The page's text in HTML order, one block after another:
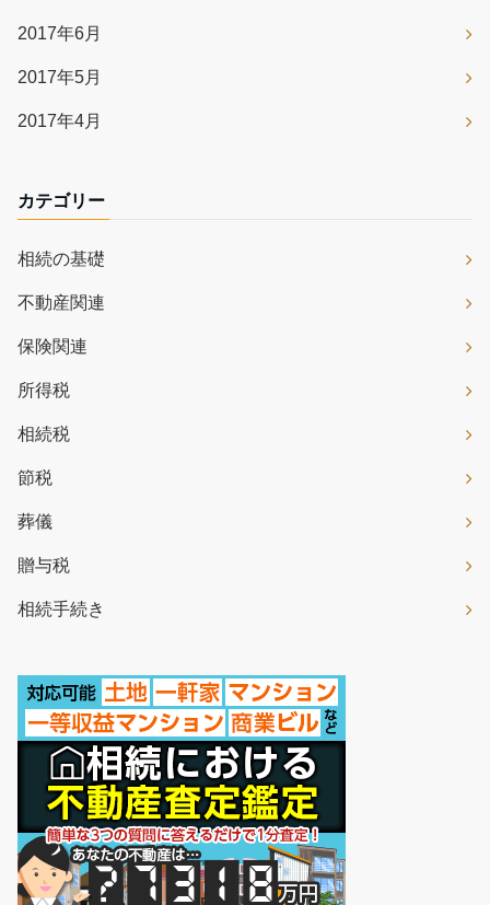
2017年6月
2017年5月
2017年4月
カテゴリー
相続の基礎
不動産関連
保険関連
所得税
相続税
節税
葬儀
贈与税
相続手続き